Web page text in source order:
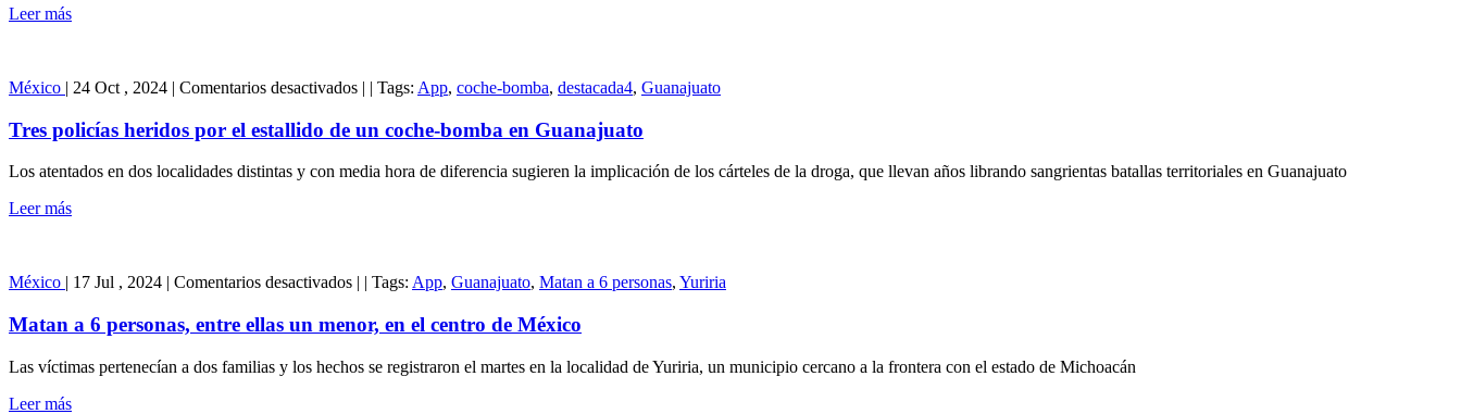
a
de
grupos
delictivos
Leer más
México | 24 Oct , 2024 | Comentarios desactivadosen
policías
heridos
por
bomba
Guanajuato
| | Tags: App, coche-bomba, destacada4, Guanajuato
Tres policías heridos por el estallido de un coche-bomba en Guanajuato
Los atentados en dos localidades distintas y con media hora de diferencia sugieren la implicación de los cárteles de la droga, que llevan años librando sangrientas batallas territoriales en Guanajuato
Leer más
México | 17 Jul , 2024 | Comentarios desactivadosen
a
6
personas,
entre
| | Tags: App, Guanajuato, Matan a 6 personas, Yuriria
Matan a 6 personas, entre ellas un menor, en el centro de México
Las víctimas pertenecían a dos familias y los hechos se registraron el martes en la localidad de Yuriria, un municipio cercano a la frontera con el estado de Michoacán
Leer más